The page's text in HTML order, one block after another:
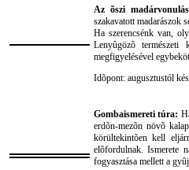
Az õszi
szakavatott madarászok
Ha szerencsénk van,
Lenyûgözõ
megfigyelésével
Idõpont: augusztustól
Gombaismereti túra:
erdõn-mezõn növõ
körültekintõen kell
elõfordulnak. Ismerete
fogyasztása mellett a